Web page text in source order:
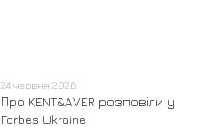
24 червня 2026
Про KENT&AVER розповіли у
Forbes Ukraine